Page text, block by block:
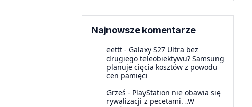
Najnowsze komentarze
eettt - Galaxy S27 Ultra bez
drugiego teleobiektywu? Samsung
planuje cięcia kosztów z powodu
cen pamięci
Grześ - PlayStation nie obawia się
rywalizacji z pecetami. „W